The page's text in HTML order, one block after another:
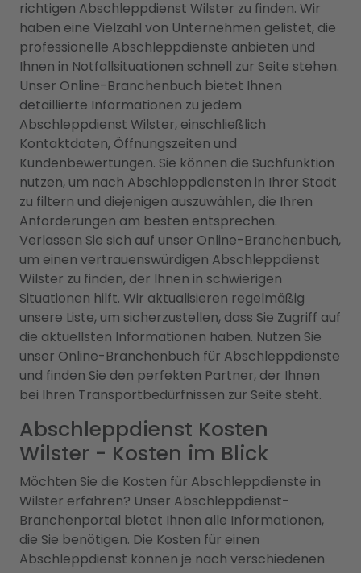
richtigen Abschleppdienst Wilster zu finden. Wir
haben eine Vielzahl von Unternehmen gelistet, die
professionelle Abschleppdienste anbieten und
Ihnen in Notfallsituationen schnell zur Seite stehen.
Unser Online-Branchenbuch bietet Ihnen
detaillierte Informationen zu jedem
Abschleppdienst Wilster, einschließlich
Kontaktdaten, Öffnungszeiten und
Kundenbewertungen. Sie können die Suchfunktion
nutzen, um nach Abschleppdiensten in Ihrer Stadt
zu filtern und diejenigen auszuwählen, die Ihren
Anforderungen am besten entsprechen.
Verlassen Sie sich auf unser Online-Branchenbuch,
um einen vertrauenswürdigen Abschleppdienst
Wilster zu finden, der Ihnen in schwierigen
Situationen hilft. Wir aktualisieren regelmäßig
unsere Liste, um sicherzustellen, dass Sie Zugriff auf
die aktuellsten Informationen haben. Nutzen Sie
unser Online-Branchenbuch für Abschleppdienste
und finden Sie den perfekten Partner, der Ihnen
bei Ihren Transportbedürfnissen zur Seite steht.
Abschleppdienst Kosten
Wilster - Kosten im Blick
Möchten Sie die Kosten für Abschleppdienste in
Wilster erfahren? Unser Abschleppdienst-
Branchenportal bietet Ihnen alle Informationen,
die Sie benötigen. Die Kosten für einen
Abschleppdienst können je nach verschiedenen